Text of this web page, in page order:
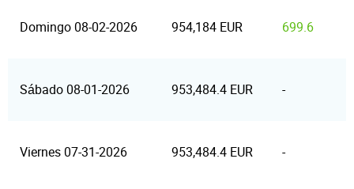
Domingo 08-02-2026 954,184 EUR 699.6
Sábado 08-01-2026 953,484.4 EUR -
Viernes 07-31-2026 953,484.4 EUR -